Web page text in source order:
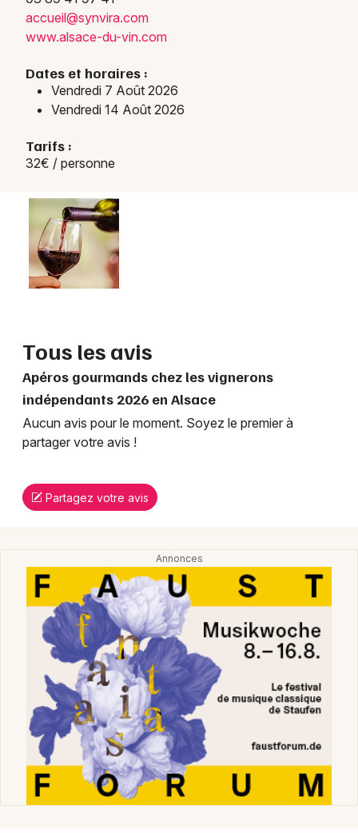
accueil@synvira.com
www.alsace-du-vin.com
Dates et horaires :
Vendredi 7 Août 2026
Vendredi 14 Août 2026
Tarifs :
32€ / personne
Tous les avis
Apéros gourmands chez les vignerons
indépendants 2026 en Alsace
Aucun avis pour le moment. Soyez le premier à
partager votre avis !
Partagez votre avis